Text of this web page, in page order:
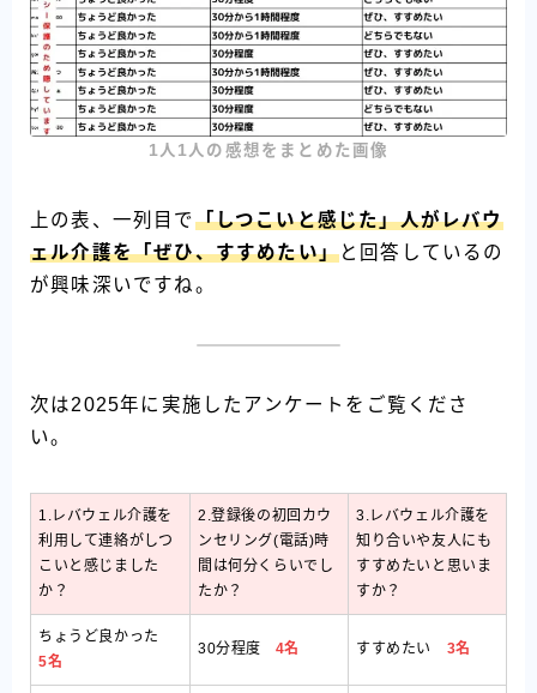
1人1人の感想をまとめた画像
上の表、一列目で「しつこいと感じた」人がレバウ
ェル介護を「ぜひ、すすめたい」と回答しているの
が興味深いですね。
次は2025年に実施したアンケートをご覧くださ
い。
1.レバウェル介護を
利用して連絡がしつ
こいと感じました
か？
2.登録後の初回カウ
ンセリング(電話)時
間は何分くらいでし
たか？
3.レバウェル介護を
知り合いや友人にも
すすめたいと思いま
すか？
ちょうど良かった
5名
30分程度 4名 すすめたい 3名